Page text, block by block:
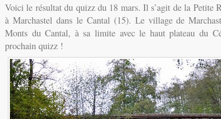
Voici le résultat du quizz du 18 mars. Il s’agit de la Petite
à Marchastel dans le Cantal (15). Le village de
Monts du Cantal, à sa limite avec le haut plateau du
prochain quizz !